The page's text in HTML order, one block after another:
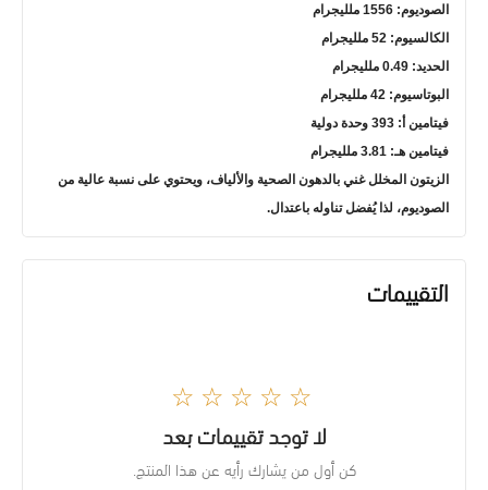
الصوديوم: 1556 ملليجرام
الكالسيوم: 52 ملليجرام
الحديد: 0.49 ملليجرام
البوتاسيوم: 42 ملليجرام
فيتامين أ: 393 وحدة دولية
فيتامين هـ: 3.81 ملليجرام
الزيتون المخلل غني بالدهون الصحية والألياف، ويحتوي على نسبة عالية من
الصوديوم، لذا يُفضل تناوله باعتدال.
التقييمات
☆☆☆☆☆
لا توجد تقييمات بعد
كن أول من يشارك رأيه عن هذا المنتج.